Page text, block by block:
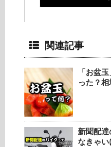
関連記事
「お盆
った？
新聞配
なきゃい